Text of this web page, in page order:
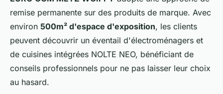
remise permanente sur des produits de marque. Avec
environ 500m² d'espace d'exposition, les clients
peuvent découvrir un éventail d'électroménagers et
de cuisines intégrées NOLTE NEO, bénéficiant de
conseils professionnels pour ne pas laisser leur choix
au hasard.